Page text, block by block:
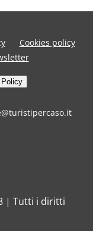
Cookies policy
| Tutti i diritti